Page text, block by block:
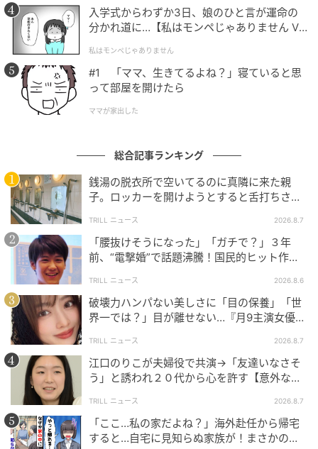
Hearst Owned
グランド ハイアット 東京
「フィオレンティーナ ペストリーブティック」では、
隣接するレストラン、フィオレンティーナの人気メニ
ュー「本日のスープ」￥770がテイクアウト可能。
入学式からわずか3日、娘のひと言が運命の
分かれ道に…【私はモンペじゃありません Vo
私はモンペじゃありません
#1 「ママ、生きてるよね？」寝ていると思
って部屋を開けたら
ママが家出した
総合記事ランキング
銭湯の脱衣所で空いてるのに真隣に来た親
子。ロッカーを開けようとすると舌打ちさ
中で拍手」
TRILL ニュース 2026.8.7
「腰抜けそうになった」「ガチで？」３年
前、“電撃婚”で話題沸騰！国民的ヒット作
TRILL ニュース 2026.8.6
破壊力ハンパない美しさに「目の保養」「世
界一では？」目が離せない…『月9主演女優
TRILL ニュース 2026.8.7
江口のりこが夫婦役で共演→「友達いなさそ
う」と誘われ２０代から心を許す【意外な親
TRILL ニュース 2026.8.7
「ここ…私の家だよね？」海外赴任から帰宅
すると…自宅に見知らぬ家族が！まさかの真